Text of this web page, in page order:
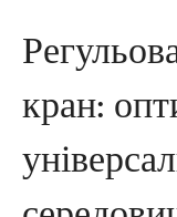
кран: